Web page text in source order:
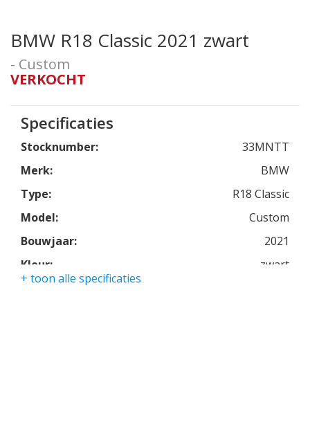
BMW R18 Classic 2021 zwart
- Custom
VERKOCHT
Specificaties
Stocknumber:
33MNTT
Merk:
BMW
Type:
R18 Classic
Model:
Custom
Bouwjaar:
2021
Kleur:
zwart
+ toon alle specificaties